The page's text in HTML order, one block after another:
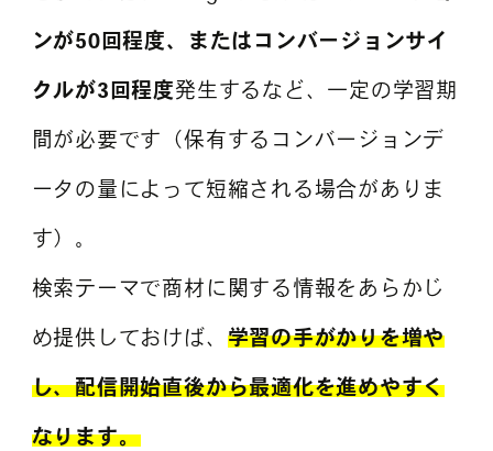
ンが50回程度、またはコンバージョンサイ
クルが3回程度発生するなど、一定の学習期
間が必要です（保有するコンバージョンデ
ータの量によって短縮される場合がありま
す）。
検索テーマで商材に関する情報をあらかじ
め提供しておけば、 学習の手がかりを増や
し、配信開始直後から最適化を進めやすく
なります。